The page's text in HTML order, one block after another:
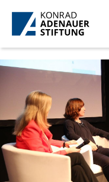
Skip to Main Content